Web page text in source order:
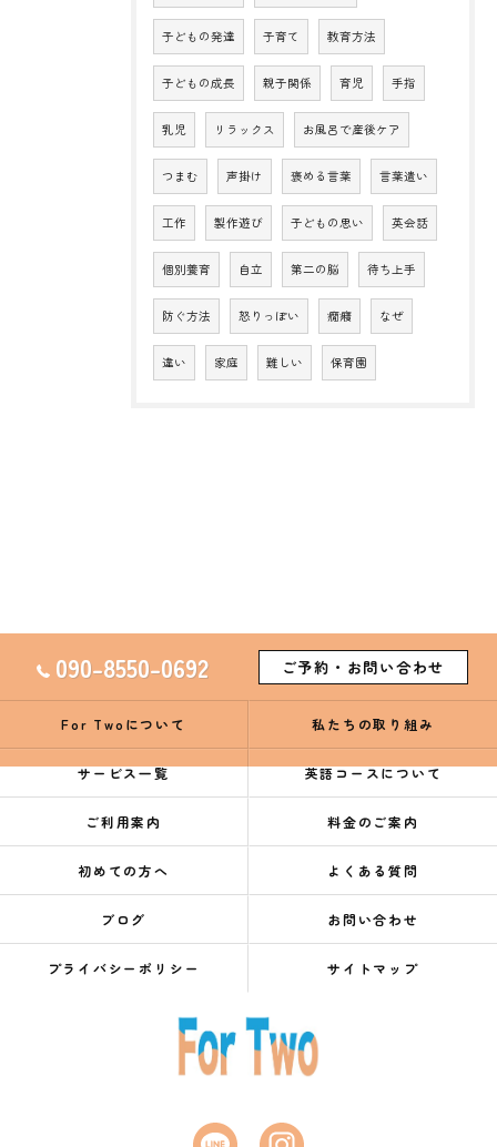
子どもの発達 子育て 教育方法
子どもの成長 親子関係 育児 手指
乳児 リラックス お風呂で産後ケア
つまむ 声掛け 褒める言葉 言葉遣い
工作 製作遊び 子どもの思い 英会話
個別養育 自立 第二の脳 待ち上手
防ぐ方法 怒りっぽい 癇癪 なぜ
違い 家庭 難しい 保育園
090-8550-0692 ご予約・お問い合わせ
For Twoについて 私たちの取り組み
サービス一覧 英語コースについて
ご利用案内 料金のご案内
初めての方へ よくある質問
ブログ お問い合わせ
プライバシーポリシー サイトマップ